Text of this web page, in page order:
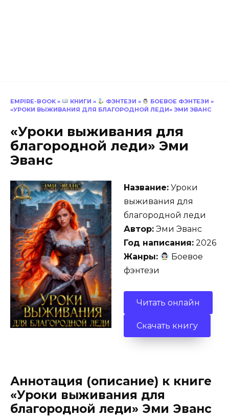
EMPIRE-BOOK » КНИГИ » ФЭНТЕЗИ » БОЕВОЕ ФЭНТЕЗИ »
«УРОКИ ВЫЖИВАНИЯ ДЛЯ БЛАГОРОДНОЙ ЛЕДИ» ЭМИ ЭВАНС
«Уроки выживания для
благородной леди» Эми
Эванс
Название: Уроки
выживания для
благородной леди
Автор: Эми Эванс
Год написания: 2026
Жанры:
Боевое
фэнтези
Читать онлайн
Скачать книгу
Аннотация (описание) к книге
«Уроки выживания для
благородной леди» Эми Эванс